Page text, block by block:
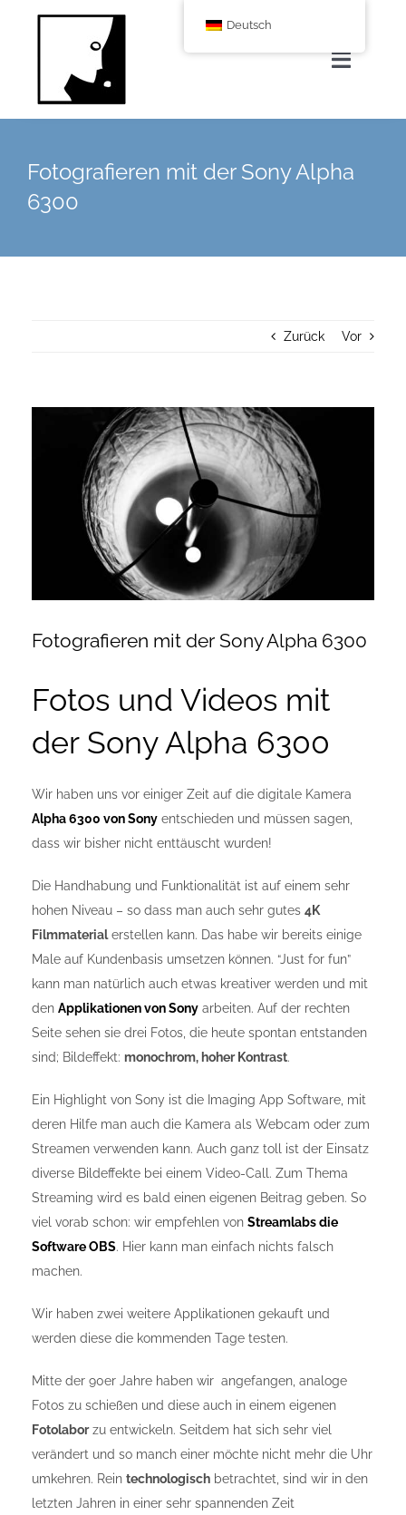
Über uns
Onlineshop Angebote
Newsletter
Fotografieren mit der Sony Alpha
6300
Zurück Vor
Fotografieren mit der Sony Alpha 6300
Fotos und Videos mit
der Sony Alpha 6300
Wir haben uns vor einiger Zeit auf die digitale Kamera
Alpha 6300 von Sony entschieden und müssen sagen,
dass wir bisher nicht enttäuscht wurden!
Die Handhabung und Funktionalität ist auf einem sehr
hohen Niveau – so dass man auch sehr gutes 4K
Filmmaterialerstellen kann. Das habe wir bereits einige
Male auf Kundenbasis umsetzen können. “Just for fun”
kann man natürlich auch etwas kreativer werden und mit
den Applikationen von Sony arbeiten. Auf der rechten
Seite sehen sie drei Fotos, die heute spontan entstanden
sind; Bildeffekt: monochrom, hoher Kontrast.
Ein Highlight von Sony ist die Imaging App Software, mit
deren Hilfe man auch die Kamera als Webcam oder zum
Streamen verwenden kann. Auch ganz toll ist der Einsatz
diverse Bildeffekte bei einem Video-Call. Zum Thema
Streaming wird es bald einen eigenen Beitrag geben. So
viel vorab schon: wir empfehlen von Streamlabs die
Software OBS. Hier kann man einfach nichts falsch
machen.
Wir haben zwei weitere Applikationen gekauft und
werden diese die kommenden Tage testen.
Mitte der 90er Jahre haben wir angefangen, analoge
Fotos zu schießen und diese auch in einem eigenen
Fotolaborzu entwickeln. Seitdem hat sich sehr viel
verändert und so manch einer möchte nicht mehr die Uhr
umkehren. Rein technologisch betrachtet, sind wir in den
letzten Jahren in einer sehr spannenden Zeit
Deutsch